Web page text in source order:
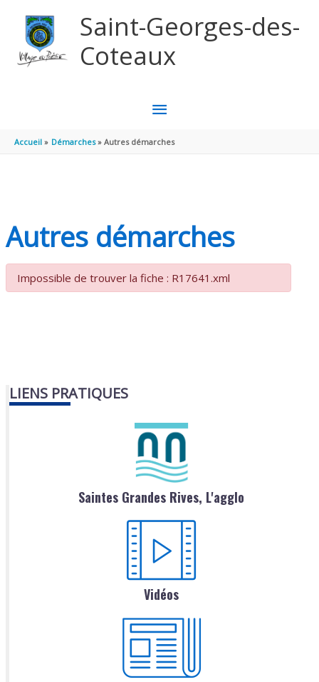
Saint-Georges-des-
Coteaux
MENU
PRINCIPAL
Accueil Démarches Autres démarches
Autres démarches
Impossible de trouver la fiche : R17641.xml
LIENS PRATIQUES
Saintes Grandes Rives, L'agglo
Vidéos